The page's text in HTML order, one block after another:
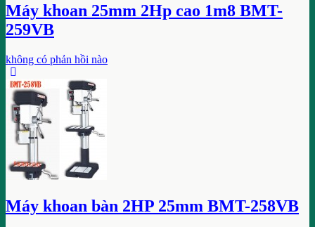
Máy khoan 25mm 2Hp cao 1m8 BMT-
259VB
không có phản hồi nào
Máy khoan bàn 2HP 25mm BMT-258VB